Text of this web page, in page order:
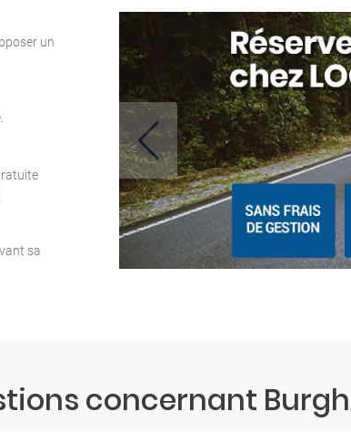
un
sa
concernant